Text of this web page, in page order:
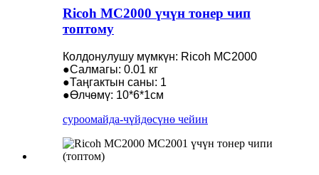
Ricoh MC2000 үчүн тонер чип
топтому
Колдонулушу мүмкүн: Ricoh MC2000
●Салмагы: 0.01 кг
●Таңгактын саны: 1
●Өлчөмү: 10*6*1см
суроомайда-чүйдөсүнө чейин